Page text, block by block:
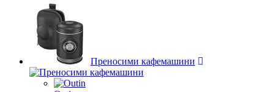
Преносими кафемашини